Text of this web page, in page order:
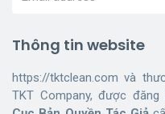
Thông tin website
https://tktclean.com và
TKT Company, được đăng